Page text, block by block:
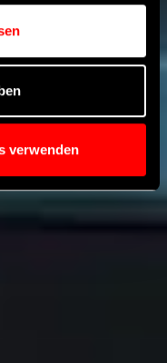
verwenden